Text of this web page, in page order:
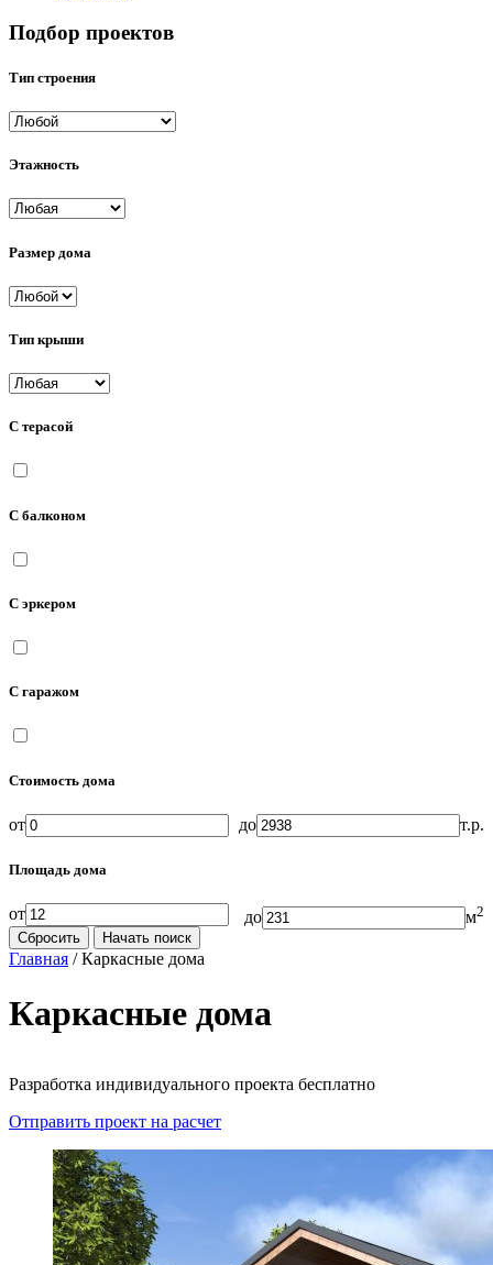
Подбор проектов
Тип строения
Этажность
Размер дома
Тип крыши
С терасой
С балконом
С эркером
С гаражом
Стоимость дома
от до т.р.
Площадь дома
от до м2
Сбросить
Начать поиск
Главная /Каркасные дома
Каркасные дома
Разработка индивидуального проекта бесплатно
Отправить проект на расчет